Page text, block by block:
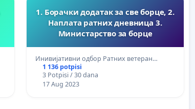
1. Борачки додатак за све борце, 2.
Наплата ратних дневница 3.
Министарство за борце
Инивијативни одбор Ратних ветеран…
1 136 potpisi
3 Potpisi / 30 dana
17 Aug 2023